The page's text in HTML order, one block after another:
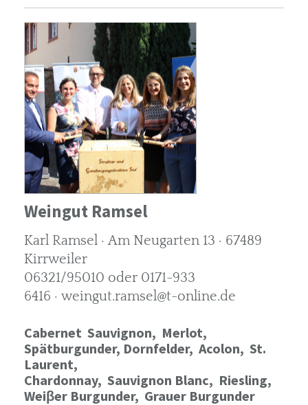
Weingut Ramsel
Karl Ramsel · Am Neugarten 13 · 67489
Kirrweiler
06321/95010 oder 0171-933
6416 · weingut.ramsel@t-online.de
Cabernet Sauvignon, Merlot,
Spätburgunder, Dornfelder, Acolon, St.
Laurent,
Chardonnay, Sauvignon Blanc, Riesling,
Weiβer Burgunder, Grauer Burgunder